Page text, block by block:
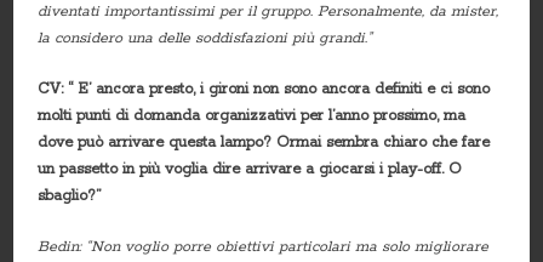
diventati importantissimi per il gruppo. Personalmente, da mister,
la considero una delle soddisfazioni più grandi.”
CV: “ E’ ancora presto, i gironi non sono ancora definiti e ci sono
molti punti di domanda organizzativi per l’anno prossimo, ma
dove può arrivare questa lampo? Ormai sembra chiaro che fare
un passetto in più voglia dire arrivare a giocarsi i play-off. O
sbaglio?”
Bedin: “Non voglio porre obiettivi particolari ma solo migliorare